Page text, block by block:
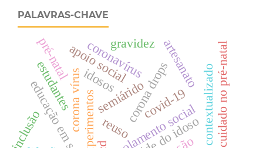
PALAVRAS-CHAVE
corona vírus isolamento social
semiárido
estudantesapoio social
educação em solos ensino contextualizado
corona drops
coronavírus
experimentos covid-19
artesanato
reuso
idosos
inclusão cuidado no pré-natal
pré-natal gravidez